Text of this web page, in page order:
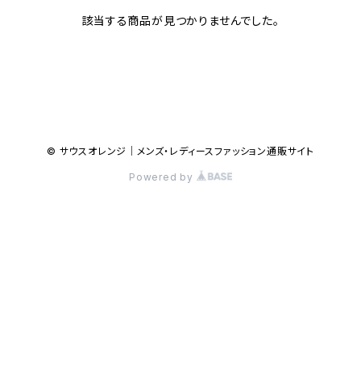
該当する商品が見つかりませんでした。
© サウスオレンジ｜メンズ・レディースファッション通販サイト
Powered by